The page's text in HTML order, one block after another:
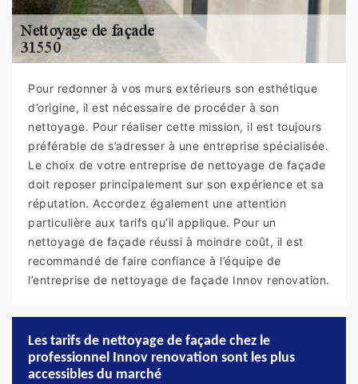
Pour redonner à vos murs extérieurs son esthétique
d’origine, il est nécessaire de procéder à son
nettoyage. Pour réaliser cette mission, il est toujours
préférable de s’adresser à une entreprise spécialisée.
Le choix de votre entreprise de nettoyage de façade
doit reposer principalement sur son expérience et sa
réputation. Accordez également une attention
particulière aux tarifs qu’il applique. Pour un
nettoyage de façade réussi à moindre coût, il est
recommandé de faire confiance à l’équipe de
l’entreprise de nettoyage de façade Innov renovation.
Les tarifs de nettoyage de façade chez le
professionnel Innov renovation sont les plus
accessibles du marché